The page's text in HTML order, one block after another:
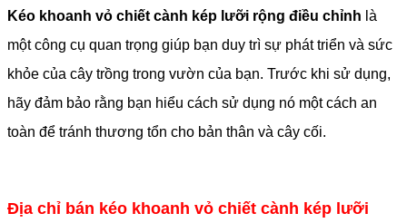
Kéo khoanh vỏ chiết cành kép lưỡi rộng điều chỉnh là
một công cụ quan trọng giúp bạn duy trì sự phát triển và sức
khỏe của cây trồng trong vườn của bạn. Trước khi sử dụng,
hãy đảm bảo rằng bạn hiểu cách sử dụng nó một cách an
toàn để tránh thương tổn cho bản thân và cây cối.
Địa chỉ bán kéo khoanh vỏ chiết cành kép lưỡi